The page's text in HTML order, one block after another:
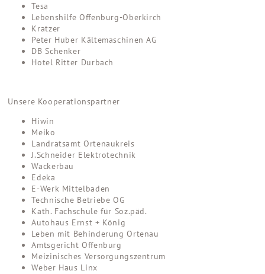
Tesa
Lebenshilfe Offenburg-Oberkirch
Kratzer
Peter Huber Kältemaschinen AG
DB Schenker
Hotel Ritter Durbach
Unsere Kooperationspartner
Hiwin
Meiko
Landratsamt Ortenaukreis
J.Schneider Elektrotechnik
Wackerbau
Edeka
E-Werk Mittelbaden
Technische Betriebe OG
Kath. Fachschule für Soz.päd.
Autohaus Ernst + König
Leben mit Behinderung Ortenau
Amtsgericht Offenburg
Meizinisches Versorgungszentrum
Weber Haus Linx